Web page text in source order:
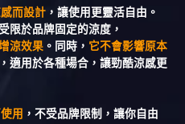
而設計 ，讓使用更靈活自由。
限於品牌固定的涼度，
涼效果 。同時， 它不會影響原本
適用於各種場合，讓勁酷涼感更
用 ，不受品牌限制，讓你自由